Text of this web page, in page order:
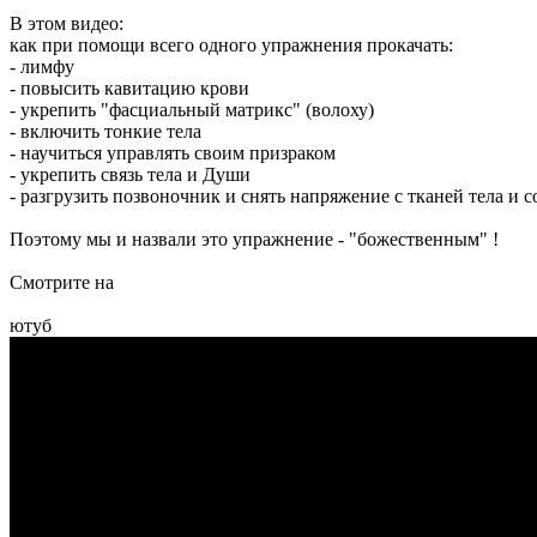
В этом видео:
как при помощи всего одного упражнения прокачать:
- лимфу
- повысить кавитацию крови
- укрепить "фасциальный матрикс" (волоху)
- включить тонкие тела
- научиться управлять своим призраком
- укрепить связь тела и Души
- разгрузить позвоночник и снять напряжение с тканей тела и
Поэтому мы и назвали это упражнение - "божественным" !
Смотрите на
ютуб